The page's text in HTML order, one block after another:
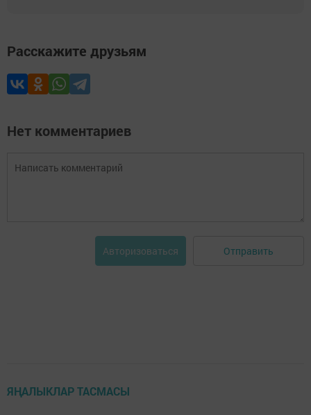
Расскажите друзьям
Нет комментариев
Авторизоваться Отправить
ЯҢАЛЫКЛАР ТАСМАСЫ